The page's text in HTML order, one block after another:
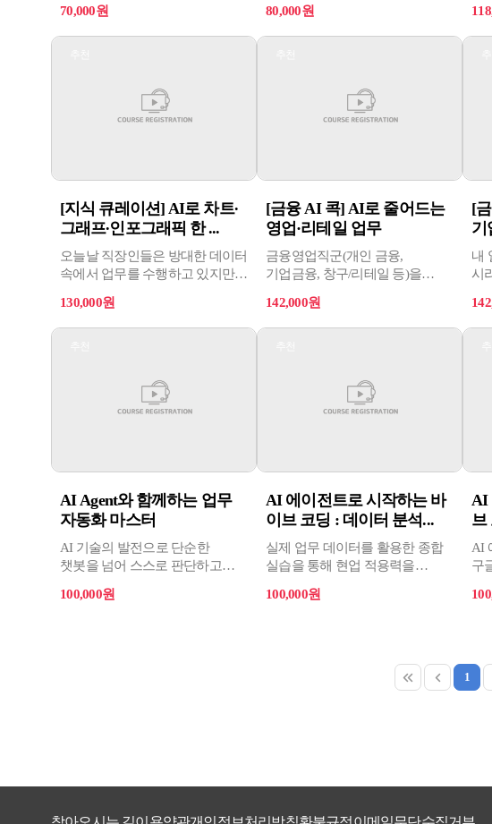
70,000원
80,000원
[지식 큐레이션] AI로 차트∙
그래프∙인포그래픽 한 ...
오늘날 직장인들은 방대한 데이터
속에서 업무를 수행하고 있지만,
메시지를 직관적으로 전달하는 데
어려움을 겪고 있습니다.
130,000원
[금융 AI 콕] AI로 줄어드는
영업·리테일 업무
금융영업직군(개인 금융,
기업금융, 창구/리테일 등)을
적용사례, 대응 전략을 제공
142,000원
[
기
내
시
AI Agent와 함께하는 업무
자동화 마스터
AI 기술의 발전으로 단순한
챗봇을 넘어 스스로 판단하고
경쟁력으로 부상하고 있다.
100,000원
AI 에이전트로 시작하는 바
이브 코딩 : 데이터 분석...
실제 업무 데이터를 활용한 종합
실습을 통해 현업 적용력을
100,000원
AI
브
AI
구
실
1